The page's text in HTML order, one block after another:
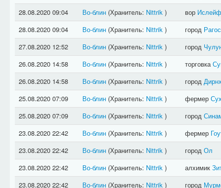
28.08.2020 09:04
Во-блин(Хранитель: Nittrik ) вор Ислейф
28.08.2020 09:04
Во-блин(Хранитель: Nittrik ) город
27.08.2020 12:52
Во-блин(Хранитель: Nittrik ) город
26.08.2020 14:58
Во-блин(Хранитель: Nittrik ) торговка
26.08.2020 14:58
Во-блин(Хранитель: Nittrik ) город
25.08.2020 07:09
Во-блин(Хранитель: Nittrik ) фермер
25.08.2020 07:09
Во-блин(Хранитель: Nittrik ) город
23.08.2020 22:42
Во-блин(Хранитель: Nittrik ) фермер
23.08.2020 22:42
Во-блин(Хранитель: Nittrik ) город Ол
23.08.2020 22:42
Во-блин(Хранитель: Nittrik ) алхимик
23.08.2020 22:42
Во-блин(Хранитель: Nittrik ) город